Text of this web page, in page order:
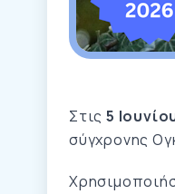
Στις 5
σύγχρονης